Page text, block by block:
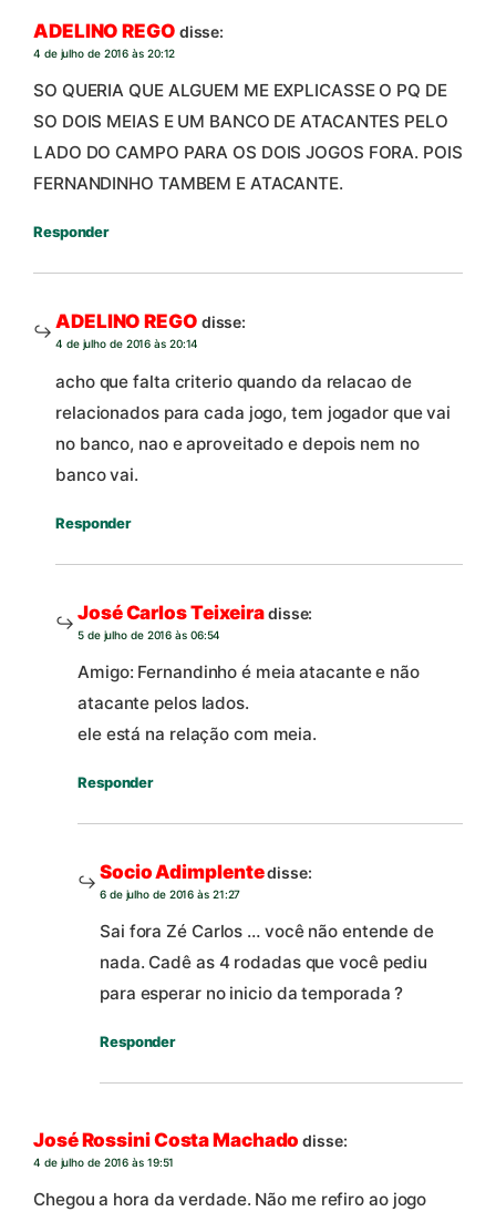
ADELINO REGO disse:
4 de julho de 2016 às 20:12
SO QUERIA QUE ALGUEM ME EXPLICASSE O PQ DE
SO DOIS MEIAS E UM BANCO DE ATACANTES PELO
LADO DO CAMPO PARA OS DOIS JOGOS FORA. POIS
FERNANDINHO TAMBEM E ATACANTE.
Responder
ADELINO REGO disse:
4 de julho de 2016 às 20:14
acho que falta criterio quando da relacao de
relacionados para cada jogo, tem jogador que vai
no banco, nao e aproveitado e depois nem no
banco vai.
Responder
José Carlos Teixeiradisse:
5 de julho de 2016 às 06:54
Amigo: Fernandinho é meia atacante e não
atacante pelos lados.
ele está na relação com meia.
Responder
Socio Adimplentedisse:
6 de julho de 2016 às 21:27
Sai fora Zé Carlos … você não entende de
nada. Cadê as 4 rodadas que você pediu
para esperar no inicio da temporada ?
Responder
José Rossini Costa Machado disse:
4 de julho de 2016 às 19:51
Chegou a hora da verdade. Não me refiro ao jogo